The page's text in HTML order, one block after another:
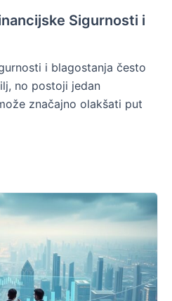
Sigurnosti i
i blagostanja često
no postoji jedan
značajno olakšati put